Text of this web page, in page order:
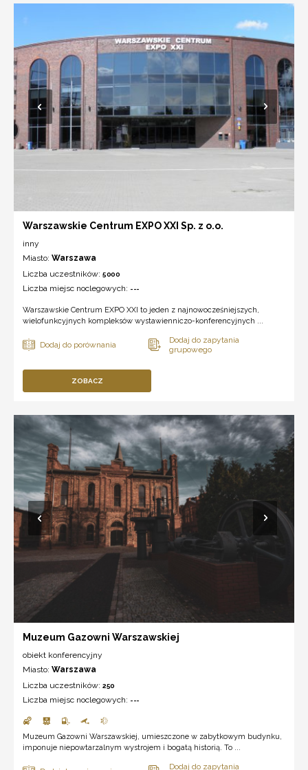
Warszawskie Centrum EXPO XXI Sp. z o.o.
inny
Miasto: Warszawa
Liczba uczestników: 5000
Liczba miejsc noclegowych: ---
Warszawskie Centrum EXPO XXI to jeden z najnowocześniejszych,
wielofunkcyjnych kompleksów wystawienniczo-konferencyjnych ...
ZOBACZ
Muzeum Gazowni Warszawskiej
obiekt konferencyjny
Miasto: Warszawa
Liczba uczestników: 250
Liczba miejsc noclegowych: ---
Muzeum Gazowni Warszawskiej, umieszczone w zabytkowym budynku,
imponuje niepowtarzalnym wystrojem i bogatą historią. To ...